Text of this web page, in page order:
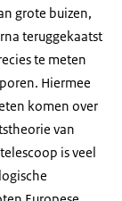
grote buizen,
teruggekaatst
te meten
Hiermee
komen over
van
is veel